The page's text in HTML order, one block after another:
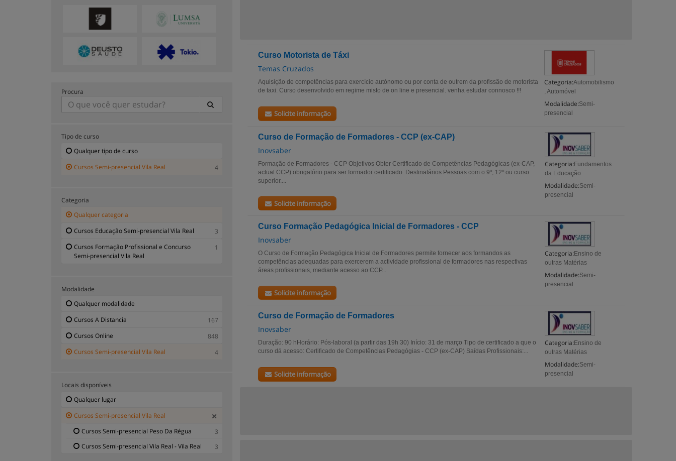
Curso Motorista de Táxi
Temas Cruzados
Categoria:Automobilismo
, Automóvel
Modalidade:Semi-
presencial
Aquisição de competências para exercício autónomo ou por conta de outrem da profissão de motorista
de taxi. Curso desenvolvido em regime misto de on line e presencial. venha estudar connosco !!!
Solicite informação
Curso de Formação de Formadores - CCP (ex-CAP)
Inovsaber
Categoria: Fundamentos
da Educação
Modalidade:Semi-
presencial
Formação de Formadores - CCP Objetivos Obter Certificado de Competências Pedagógicas (ex-CAP,
actual CCP) obrigatório para ser formador certificado. Destinatários Pessoas com o 9º, 12º ou curso
superior....
Solicite informação
Curso Formação Pedagógica Inicial de Formadores - CCP
Inovsaber
Categoria: Ensino de
outras Matérias
Modalidade:Semi-
presencial
O Curso de Formação Pedagógica Inicial de Formadores permite fornecer aos formandos as
competências adequadas para exercerem a actividade profissional de formadores nas respectivas
áreas profissionais, mediante acesso ao CCP...
Solicite informação
Curso de Formação de Formadores
Inovsaber
Categoria: Ensino de
outras Matérias
Modalidade:Semi-
presencial
Duração: 90 hHorário: Pós-laboral (a partir das 19h 30) Início: 31 de março Tipo de certificado a que o
curso dá acesso: Certificado de Competências Pedagógias - CCP (ex-CAP) Saídas Profissionais:...
Solicite informação
Procura
Tipo de curso
Qualquer tipo de curso
Cursos Semi-presencial Vila Real
4
Categoria
Qualquer categoria
Cursos Educação Semi-presencial Vila Real
3
Cursos Formação Profissional e Concurso
Semi-presencial Vila Real
1
Modalidade
Qualquer modalidade
Cursos A Distancia
167
Cursos Online
848
Cursos Semi-presencial Vila Real
4
Locais disponíveis
Qualquer lugar
Cursos Semi-presencial Vila Real
Cursos Semi-presencial Peso Da Régua
3
Cursos Semi-presencial Vila Real - Vila Real
3